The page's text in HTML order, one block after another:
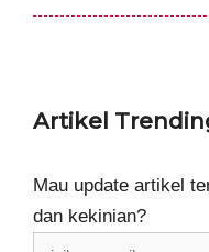
Artikel
Mau update artikel
dan kekinian?
isikan